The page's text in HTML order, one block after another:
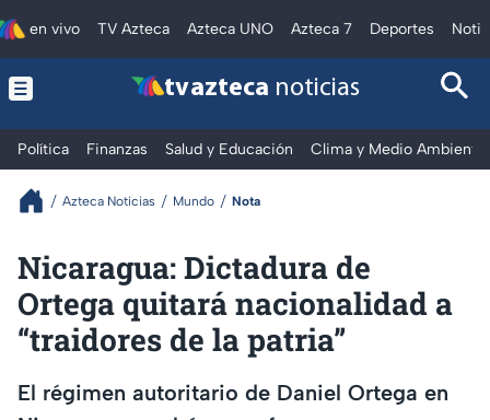
en vivo TV Azteca Azteca UNO Azteca 7 Deportes
tv azteca noticias
Política Finanzas Salud y Educación Clima y Medio Ambiente
Azteca Noticias Mundo Nota
Nicaragua: Dictadura de
Ortega quitará nacionalidad a
“traidores de la patria”
El régimen autoritario de Daniel Ortega en